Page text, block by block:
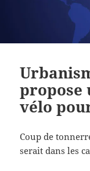
propose
vélo
Coup de
serait dans les